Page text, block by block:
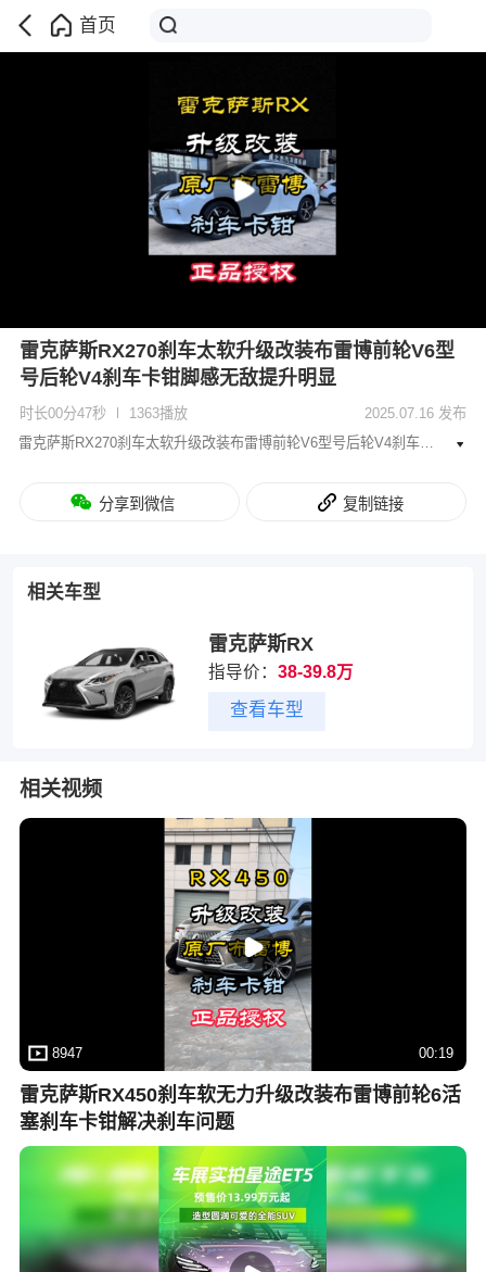
首页
雷克萨斯RX270刹车太软升级改装布雷博前轮V6型
号后轮V4刹车卡钳脚感无敌提升明显
时长00分47秒 1363播放
2025.07.16 发布
雷克萨斯RX270刹车太软升级改装布雷博前轮V6型号后轮V4刹车卡钳脚感无敌提升明显
分享到微信 复制链接
相关车型
雷克萨斯RX
指导价：38-39.8万
查看车型
相关视频
8947 00:19
雷克萨斯RX450刹车软无力升级改装布雷博前轮6活
塞刹车卡钳解决刹车问题